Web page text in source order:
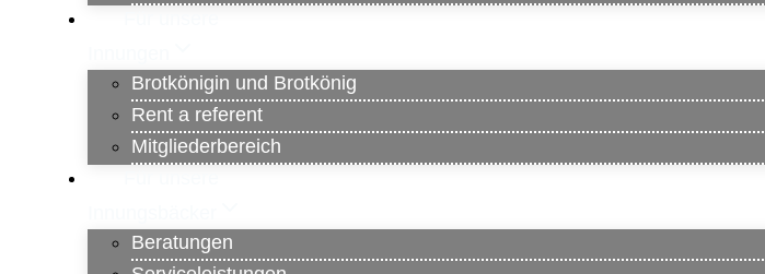
Brotkönigin und Brotkönig
Rent a referent
Mitgliederbereich
Beratungen